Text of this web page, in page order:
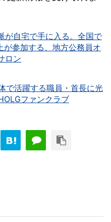
が自宅で手に入る。全国で
が参加する、地方公務員オ
ロン
で活躍する職員・首長に光
ファンクラブ